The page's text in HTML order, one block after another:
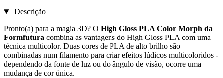
Descrição
Pronto(a) para a magia 3D? O High Gloss PLA Color Morph da
Formfutura combina as vantagens do High Gloss PLA com uma
técnica multicolor. Duas cores de PLA de alto brilho são
combinadas num filamento para criar efeitos lúdicos multicoloridos -
dependendo da fonte de luz ou do ângulo de visão, ocorre uma
mudança de cor única.